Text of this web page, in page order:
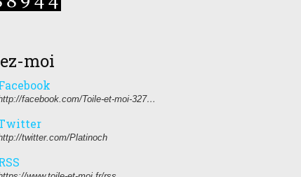
moi
http://facebook.com/Toile-et-moi-327459350627274/
twitter.com/Platinoch